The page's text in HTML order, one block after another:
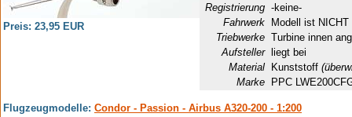
Preis: 23,95 EUR
Registrierung -keine-
Fahrwerk
Modell ist
Triebwerke Turbine innen
Aufsteller
liegt bei
Material
Kunststoff
Marke
PPC
Flugzeugmodelle: Condor - Passion - Airbus A320-200 - 1:200